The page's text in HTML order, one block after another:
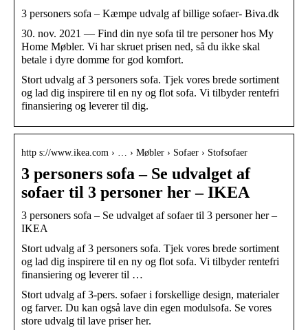
3 personers sofa – Kæmpe udvalg af billige sofaer- Biva.dk
30. nov. 2021 — Find din nye sofa til tre personer hos My
Home Møbler. Vi har skruet prisen ned, så du ikke skal
betale i dyre domme for god komfort.
Stort udvalg af 3 personers sofa. Tjek vores brede sortiment
og lad dig inspirere til en ny og flot sofa. Vi tilbyder rentefri
finansiering og leverer til dig.
http s://www.ikea.com › … › Møbler › Sofaer › Stofsofaer
3 personers sofa – Se udvalget af
sofaer til 3 personer her – IKEA
3 personers sofa – Se udvalget af sofaer til 3 personer her –
IKEA
Stort udvalg af 3 personers sofa. Tjek vores brede sortiment
og lad dig inspirere til en ny og flot sofa. Vi tilbyder rentefri
finansiering og leverer til …
Stort udvalg af 3-pers. sofaer i forskellige design, materialer
og farver. Du kan også lave din egen modulsofa. Se vores
store udvalg til lave priser her.